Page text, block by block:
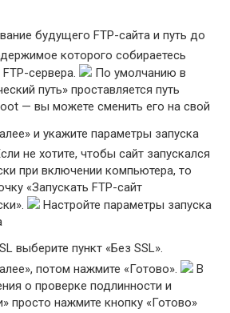
будущего FTP-сайта и путь до
которого собираетесь
сервера.
По умолчанию в
путь» проставляется путь
— вы можете сменить его на свой
и укажите параметры запуска
не хотите, чтобы сайт запускался
при включении компьютера, то
«Запускать FTP-сайт
Настройте параметры запуска
выберите пункт «Без SSL».
потом нажмите «Готово».
В
о проверке подлинности и
просто нажмите кнопку «Готово»